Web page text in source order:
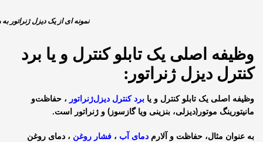
نمونه ای از یک دیزل ژنراتور به
وظیفه اصلی یک تابلو کنترل و یا برد
کنترل دیزل ژنراتور:
وظیفه اصلی یک تابلو کنترل و یا برد کنترل دیزل‌ژنراتور ، حفاظت‌و
مانیتورینگ موتور(دیزلی، بنزینی ویا گازسوز) و ژنراتور است.
به عنوان مثال، حفاظت و آلارم دمای آب ، فشار روغن ، دمای روغن